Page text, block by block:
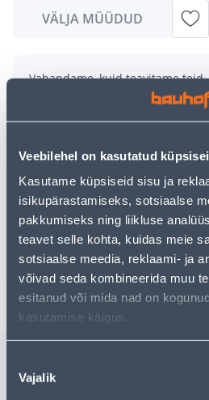
Veebilehel on kasutatud
Kasutame küpsiseid sisu ja
isikupärastamiseks, sotsiaalse
pakkumiseks ning liikluse
teavet selle kohta, kuidas meie
sotsiaalse meedia, reklaami- ja
võivad seda kombineerida muu
esitanud või mida nad on
kasutamise käigus.
valik
Vajalik
VÄLJA MÜÜDUD
Vabandame, kuid teavitame
hetkel suure nõudluse tõttu
pakume suurepäraseid
tootekategooriast, mis võivad
Teie ostlemisrõõm ei pea aga
uurimistööd saate jätkata,
kasutades meie võimsat
veelgi meelepärasemad
Tarne pole võimalik